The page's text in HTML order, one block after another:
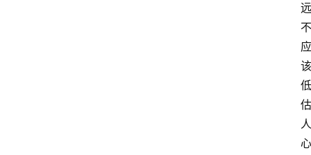
远
不
应
该
低
估
人
心